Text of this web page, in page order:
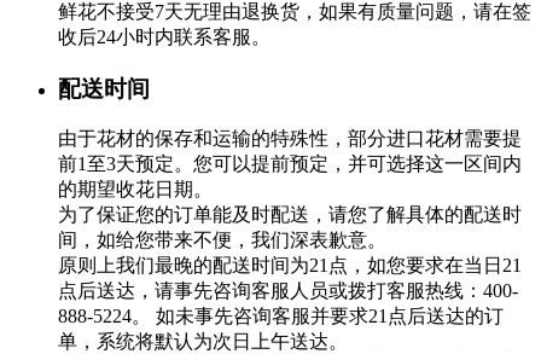
鲜花不接受7天无理由退换货，如果有质量问题，请在签
收后24小时内联系客服。
配送时间
由于花材的保存和运输的特殊性，部分进口花材需要提
前1至3天预定。您可以提前预定，并可选择这一区间内
的期望收花日期。
为了保证您的订单能及时配送，请您了解具体的配送时
间，如给您带来不便，我们深表歉意。
原则上我们最晚的配送时间为21点，如您要求在当日21
点后送达，请事先咨询客服人员或拨打客服热线：400-
888-5224。 如未事先咨询客服并要求21点后送达的订
单，系统将默认为次日上午送达。